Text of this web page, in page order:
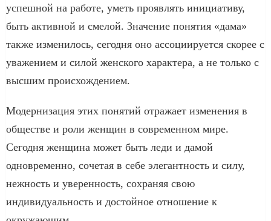
успешной на работе, уметь проявлять инициативу,
быть активной и смелой. Значение понятия «дама»
также изменилось, сегодня оно ассоциируется скорее с
уважением и силой женского характера, а не только с
высшим происхождением.
Модернизация этих понятий отражает изменения в
обществе и роли женщин в современном мире.
Сегодня женщина может быть леди и дамой
одновременно, сочетая в себе элегантность и силу,
нежность и уверенность, сохраняя свою
индивидуальность и достойное отношение к